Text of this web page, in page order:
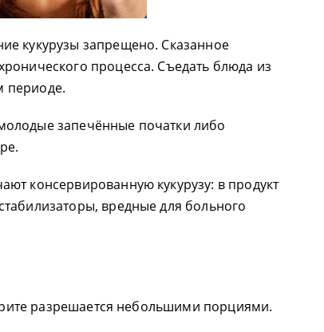
кукурузы запрещено. Сказанное
процесса. Съедать блюда из
периоде.
запечённые початки либо
консервированную кукурузу: в продукт
вредные для больного
разрешается небольшими порциями.